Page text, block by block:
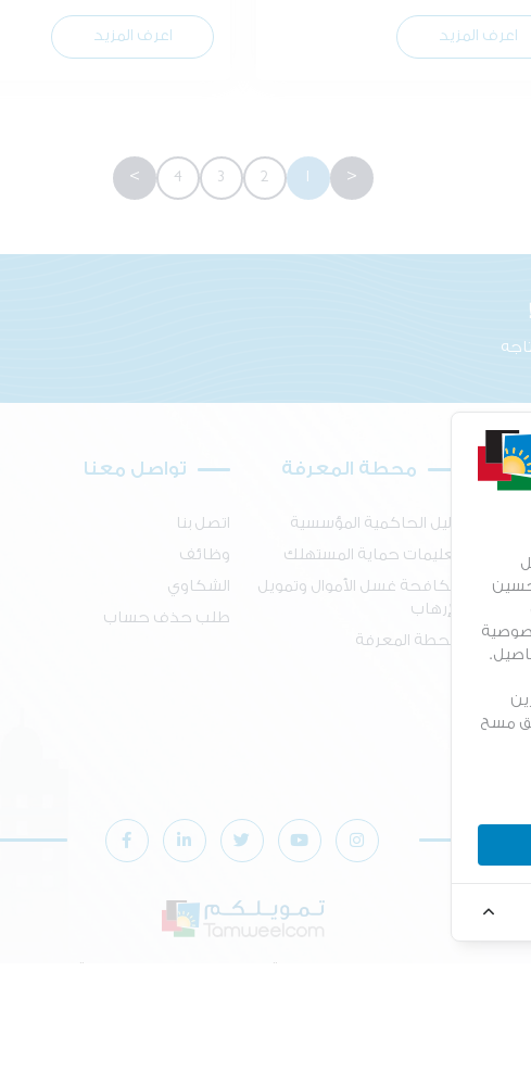
اعرف المزيد اعرف المزيد
<
1
2
3
4
>
محطة المعرفة
دليل الحاكمية المؤسسية
تعليمات حماية المستهلك
مكافحة غسل الأموال وتمويل
الإرهاب
محطة المعرفة
تواصل معنا
اتصل بنا
وظائف
الشكاوي
طلب حذف حساب
مسح